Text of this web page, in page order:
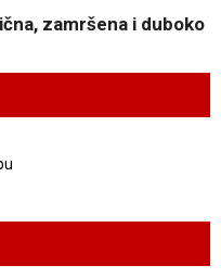
zamršena i duboko